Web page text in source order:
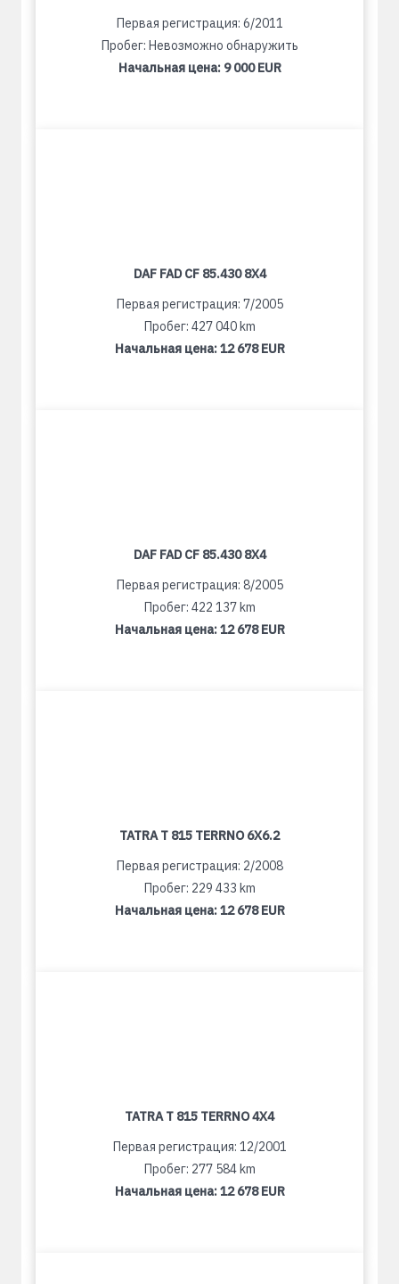
Первая регистрация: 6/2011
Пробег: Невозможно обнаружить
Начальная цена: 9 000 EUR
DAF FAD CF 85.430 8X4
Первая регистрация: 7/2005
Пробег: 427 040 km
Начальная цена:12 678 EUR
DAF FAD CF 85.430 8X4
Первая регистрация: 8/2005
Пробег: 422 137 km
Начальная цена:12 678 EUR
TATRA T 815 TERRNO 6X6.2
Первая регистрация: 2/2008
Пробег: 229 433 km
Начальная цена:12 678 EUR
TATRA T 815 TERRNO 4X4
Первая регистрация: 12/2001
Пробег: 277 584 km
Начальная цена:12 678 EUR